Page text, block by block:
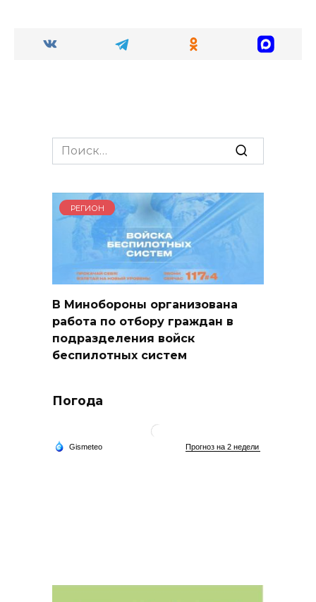
Search
for:
РЕГИОН
В Минобороны организована
работа по отбору граждан в
подразделения войск
беспилотных систем
Погода